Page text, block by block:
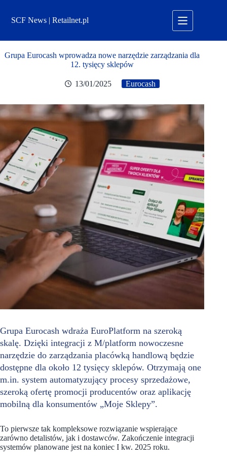
treściSCF News | Retailnet.pl
Grupa Eurocash wprowadza nowe narzędzie zarządzania dla
12. tysięcy sklepów
13/01/2025 Eurocash
Grupa Eurocash wdraża EuroPlatform na szeroką
skalę. Dzięki integracji z M/platform nowoczesne
narzędzie do zarządzania placówką handlową będzie
dostępne dla około 12 tysięcy sklepów. Otrzymają one
m.in. system automatyzujący procesy sprzedażowe,
szeroką ofertę promocji producentów oraz aplikację
mobilną dla konsumentów „Moje Sklepy”.
To pierwsze tak kompleksowe rozwiązanie wspierające
zarówno detalistów, jak i dostawców. Zakończenie integracji
systemów planowane jest na koniec I kw. 2025 roku.